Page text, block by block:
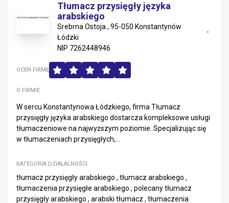
Inne usługi dla firm
Introligatorstwo
Konwojowanie i inkaso
Organizacja podróży służbowych
Restauracje i catering
Tłumaczenia
Usługi finansowe i doradcze
Usługi hotelarskie
Usługi HR i kadrowo-płacowe
Tłumacz przysięgły języka
arabskiego
Srebrna Ostoja , 95-050 Konstantynów
Łódzki
NIP 7262448946
O FIRMIE
W sercu Konstantynowa Łódzkiego, firma Tłumacz
przysięgły języka arabskiego dostarcza kompleksowe usługi
tłumaczeniowe na najwyższym poziomie. Specjalizując się
w tłumaczeniach przysięgłych,...
KATEGORIA DZIAŁALNOŚCI
tłumacz przysięgły arabskiego , tłumacz arabskiego ,
tłumaczenia przysięgłe arabskiego , polecany tłumacz
przysięgły arabskiego , arabski tłumacz , tłumaczenia
OCEŃ FIRMĘ